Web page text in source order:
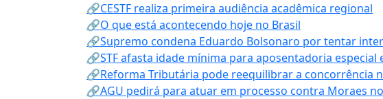
🔗CESTF realiza primeira audiência acadêmica regional
🔗O que está acontecendo hoje no Brasil
🔗Supremo condena Eduardo Bolsonaro por tentar
🔗STF afasta idade mínima para aposentadoria especial
🔗Reforma Tributária pode reequilibrar a concorrência
🔗AGU pedirá para atuar em processo contra Moraes